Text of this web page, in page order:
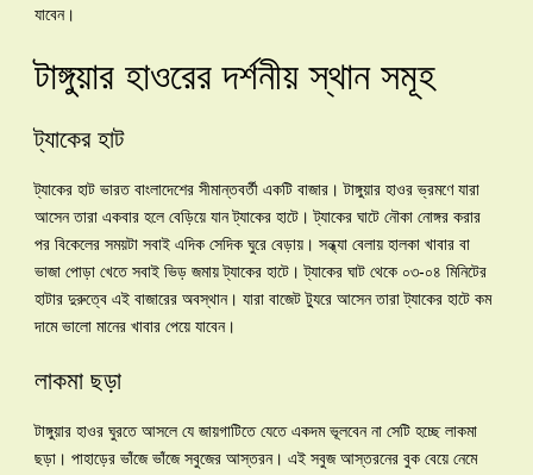
যাবেন।
টাঙ্গুয়ার হাওরের দর্শনীয় স্থান সমূহ
ট্যাকের হাট
ট্যাকের হাট ভারত বাংলাদেশের সীমান্তবর্তী একটি বাজার। টাঙ্গুয়ার হাওর ভ্রমণে যারা
আসেন তারা একবার হলে বেড়িয়ে যান ট্যাকের হাটে। ট্যাকের ঘাটে নৌকা নোঙ্গর করার
পর বিকেলের সময়টা সবাই এদিক সেদিক ঘুরে বেড়ায়। সন্ধ্যা বেলায় হালকা খাবার বা
ভাজা পোড়া খেতে সবাই ভিড় জমায় ট্যাকের হাটে। ট্যাকের ঘাট থেকে ০৩-০৪ মিনিটের
হাটার দুরুত্বে এই বাজারের অবস্থান। যারা বাজেট ট্যুরে আসেন তারা ট্যাকের হাটে কম
দামে ভালো মানের খাবার পেয়ে যাবেন।
লাকমা ছড়া
টাঙ্গুয়ার হাওর ঘুরতে আসলে যে জায়গাটিতে যেতে একদম ভূলবেন না সেটি হচ্ছে লাকমা
ছড়া। পাহাড়ের ভাঁজে ভাঁজে সবুজের আস্তরন। এই সবুজ আস্তরনের বুক বেয়ে নেমে